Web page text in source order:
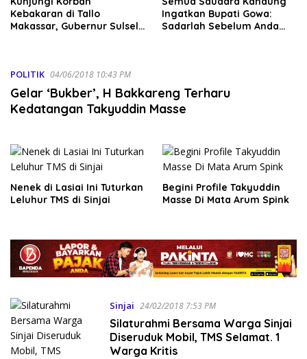
Kebakaran di Tallo
Makassar, Gubernur Sulsel
Ingatkan Bupati Gowa:
Sadarlah Sebelum Anda
POLITIK 04/06/2018 10:43 PM
Gelar ‘Bukber’, H Bakkareng Terharu
Kedatangan Takyuddin Masse
Nenek di Lasiai Ini Tuturkan
Leluhur TMS di Sinjai
Begini Profile Takyuddin
Masse Di Mata Arum Spink
Sinjai 24/02/2018 7:53 PM
Silaturahmi Bersama Warga Sinjai
Diseruduk Mobil, TMS Selamat. 1
Warga Kritis